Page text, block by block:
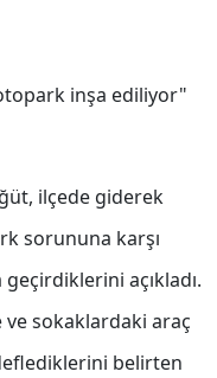
inşa ediliyor"
ilçede giderek
sorununa karşı
açıkladı.
sokaklardaki araç
belirten